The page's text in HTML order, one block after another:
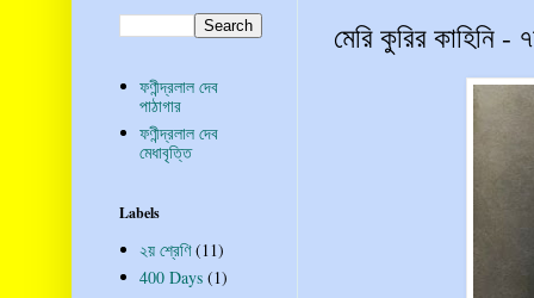
মেরি কুরির কাহিনি -
ফণীন্দ্রলাল দেব
পাঠাগার
ফণীন্দ্রলাল দেব
মেধাবৃত্তি
Labels
২য় শ্রেণি (11)
400 Days (1)